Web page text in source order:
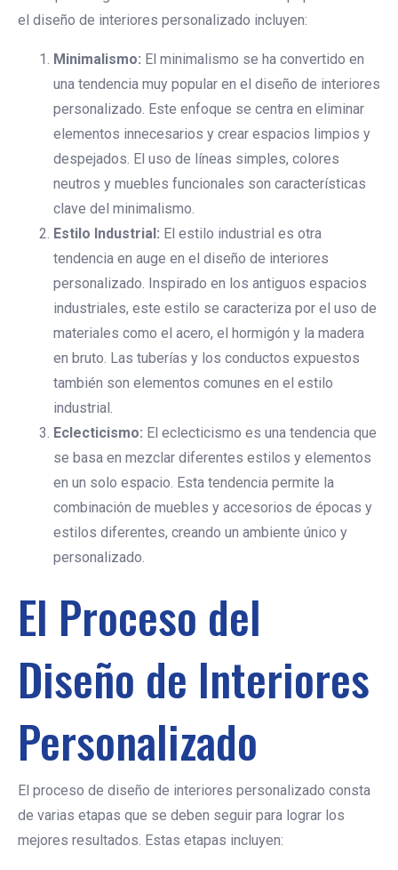
el diseño de interiores personalizado incluyen:
Minimalismo: El minimalismo se ha convertido en
una tendencia muy popular en el diseño de interiores
personalizado. Este enfoque se centra en eliminar
elementos innecesarios y crear espacios limpios y
despejados. El uso de líneas simples, colores
neutros y muebles funcionales son características
clave del minimalismo.
Estilo Industrial: El estilo industrial es otra
tendencia en auge en el diseño de interiores
personalizado. Inspirado en los antiguos espacios
industriales, este estilo se caracteriza por el uso de
materiales como el acero, el hormigón y la madera
en bruto. Las tuberías y los conductos expuestos
también son elementos comunes en el estilo
industrial.
Eclecticismo: El eclecticismo es una tendencia que
se basa en mezclar diferentes estilos y elementos
en un solo espacio. Esta tendencia permite la
combinación de muebles y accesorios de épocas y
estilos diferentes, creando un ambiente único y
personalizado.
El Proceso del
Diseño de Interiores
Personalizado
El proceso de diseño de interiores personalizado consta
de varias etapas que se deben seguir para lograr los
mejores resultados. Estas etapas incluyen: